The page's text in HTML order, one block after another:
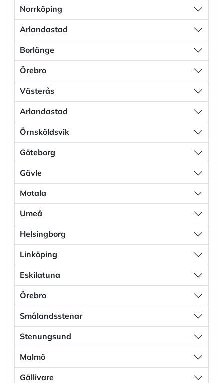
Norrköping
Arlandastad
Borlänge
Örebro
Västerås
Arlandastad
Örnsköldsvik
Göteborg
Gävle
Motala
Umeå
Helsingborg
Linköping
Eskilatuna
Örebro
Smålandsstenar
Stenungsund
Malmö
Gällivare